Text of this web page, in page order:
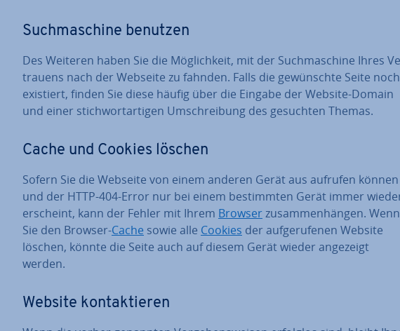
Such­ma­schi­ne benutzen
Des Weiteren haben Sie die Mög­lich­keit, mit der Such­ma­schi­ne Ihres
trau­ens nach der Webseite zu fahnden. Falls die ge­wünsch­te Seite noch
existiert, finden Sie diese häufig über die Eingabe der Website-Domain
und einer stich­wort­ar­ti­gen Um­schrei­bung des gesuchten Themas.
Cache und Cookies löschen
Sofern Sie die Webseite von einem anderen Gerät aus aufrufen können
und der HTTP-404-Error nur bei einem be­stimm­ten Gerät immer
erscheint, kann der Fehler mit Ihrem Browserzu­sam­men­hän­gen. Wenn
Sie den Browser-Cache sowie alle Cookies der auf­ge­ru­fe­nen Website
löschen, könnte die Seite auch auf diesem Gerät wieder angezeigt
werden.
Website kon­tak­tie­ren